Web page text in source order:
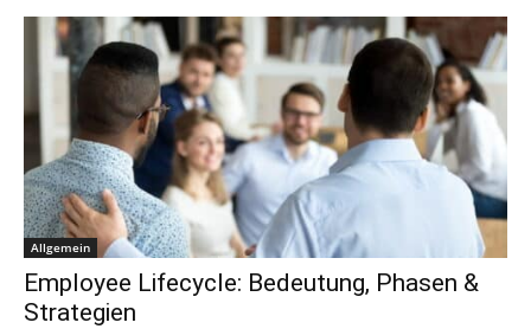
Allgemein
Employee Lifecycle: Bedeutung, Phasen &
Strategien